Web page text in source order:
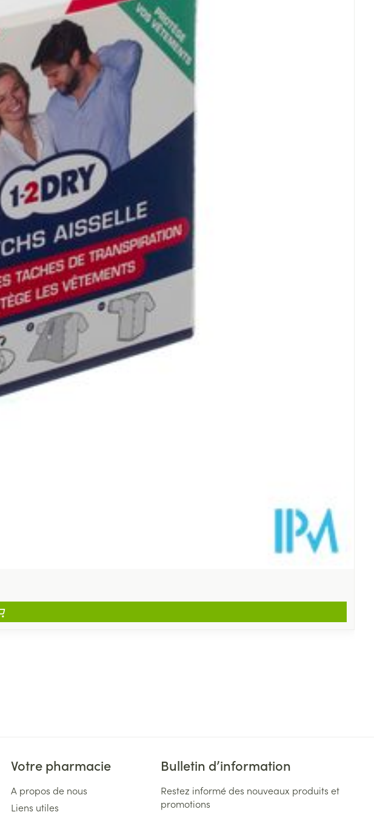
Votre pharmacie
A propos de nous
Liens utiles
Bulletin d’information
Restez informé des nouveaux produits et
promotions